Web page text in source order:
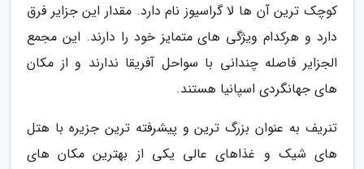
کوچک ترین آن ها لا گراسیوز نام دارد. مقدار این جزایر فرق
دارد و هرکدام ویژگی های متمایز خود را دارند. این مجمع
الجزایر فاصله چندانی با سواحل آفریقا ندارند و از مکان
های جهانگردی اسپانیا هستند.
تنریف به عنوان بزرگ ترین و پیشرفته ترین جزیره با هتل
های شیک و غذاهای عالی یکی از بهترین مکان های